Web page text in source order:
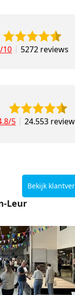
10 5272 reviews
5 24.553
Bekijk
Leur